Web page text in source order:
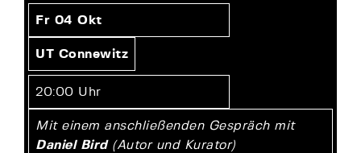
Fr 04 Okt
UT Connewitz
20:00 Uhr
Mit einem anschließenden Gespräch mit
Daniel Bird(Autor und Kurator)